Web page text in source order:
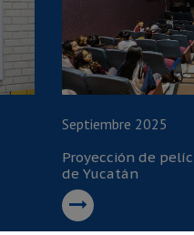
Septiembre 2025
Proyección de
de Yucatán